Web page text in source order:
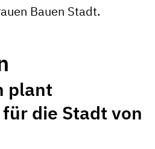
Bauen Stadt.
plant
die Stadt von